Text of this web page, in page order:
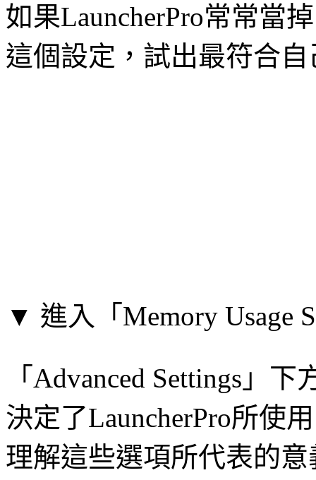
如果LauncherPro常常當
這個設定，試出最符合
▼ 進入「Memory Usage
「Advanced Settings」
決定了LauncherPro所使
理解這些選項所代表的意